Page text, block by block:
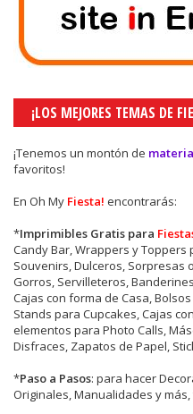
¡LOS MEJORES TEMAS DE
¡Tenemos un montón de
favoritos!
En Oh My Fiesta! encontrarás:
*Imprimibles Gratis para
Candy Bar, Wrappers y Toppers
Souvenirs, Dulceros, Sorpresas
Gorros, Servilleteros,
Cajas con forma de Casa,
Stands para Cupcakes, Cajas
elementos para Photo Calls,
Disfraces, Zapatos de Papel,
*Paso a Pasos: para hacer
Originales, Manualidades y